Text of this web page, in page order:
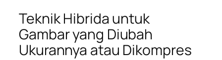
Teknik Hibrida untuk
Gambar yang Diubah
Ukurannya atau Dikompres